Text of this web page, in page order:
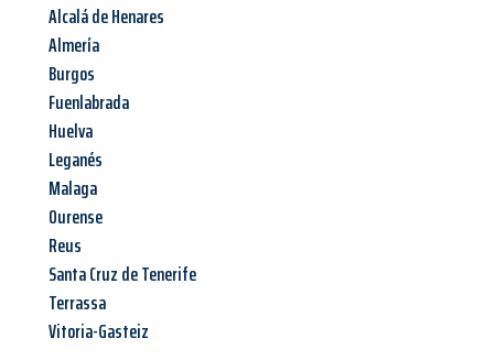
Alcalá de Henares
Almería
Burgos
Fuenlabrada
Huelva
Leganés
Malaga
Ourense
Reus
Santa Cruz de Tenerife
Terrassa
Vitoria-Gasteiz